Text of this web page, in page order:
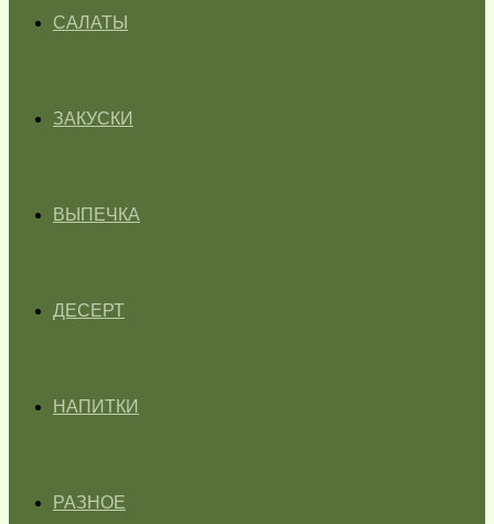
САЛАТЫ
ЗАКУСКИ
ВЫПЕЧКА
ДЕСЕРТ
НАПИТКИ
РАЗНОЕ